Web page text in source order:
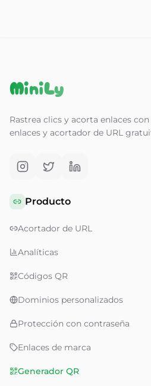
MiniLy
Rastrea clics y acorta enlaces
enlaces y acortador de URL
Producto
Acortador de URL
Analíticas
Códigos QR
Dominios personalizados
Protección con contraseña
Enlaces de marca
Generador QR